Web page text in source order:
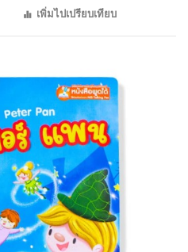
เพิ่มไปเปรียบเทียบ